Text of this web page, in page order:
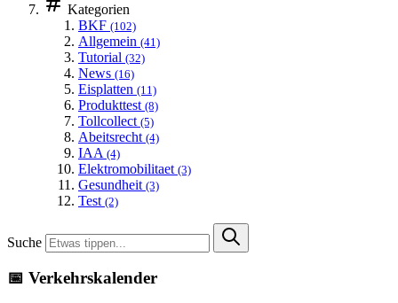
Kategorien
BKF (102)
Allgemein (41)
Tutorial (32)
News (16)
Eisplatten (11)
Produkttest (8)
Tollcollect (5)
Abeitsrecht (4)
IAA (4)
Elektromobilitaet (3)
Gesundheit (3)
Test (2)
Suche
📅 Verkehrskalender